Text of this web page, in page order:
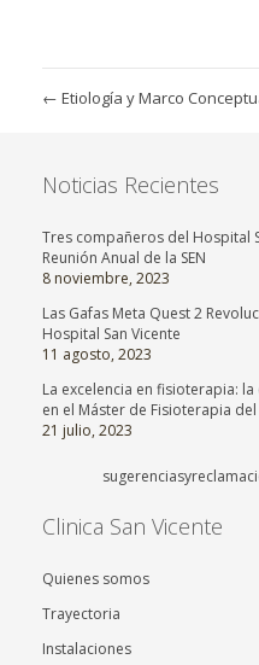
← Etiología y Marco
Noticias Recientes
Tres compañeros del Hospital
Reunión Anual de la SEN
8 noviembre, 2023
Las Gafas Meta Quest 2
Hospital San Vicente
11 agosto, 2023
La excelencia en fisioterapia:
en el Máster de Fisioterapia
21 julio, 2023
Clinica San Vicente
Quienes somos
Trayectoria
Instalaciones